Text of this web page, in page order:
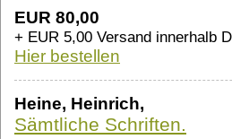
EUR 80,00
+ EUR 5,00 Versand innerhalb
Hier bestellen
Heine, Heinrich,
Sämtliche Schriften.